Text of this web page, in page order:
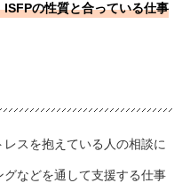
の性質と合っている仕事
スを抱えている人の相談に
などを通して支援する仕事